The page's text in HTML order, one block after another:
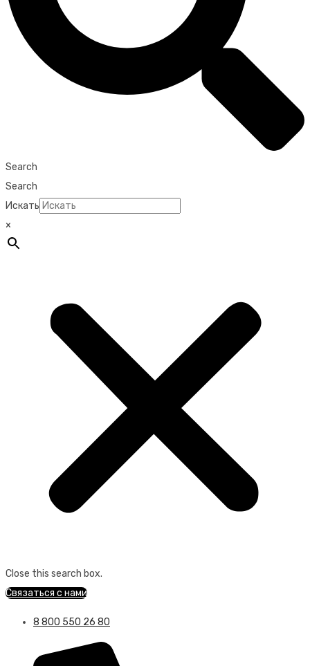
Search
Search
Искать
×
Close this search box.
Связаться с нами
8 800 550 26 80